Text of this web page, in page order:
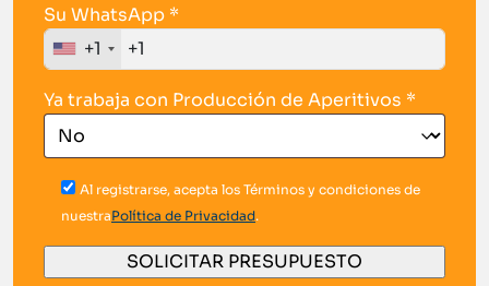
Su WhatsApp *
+1
Ya trabaja con Producción de Aperitivos *
Al registrarse, acepta los Términos y condiciones de
nuestraPolítica de Privacidad.